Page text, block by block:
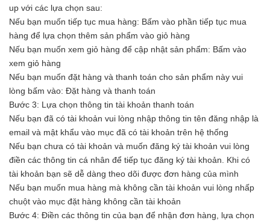
up với các lựa chọn sau:
Nếu bạn muốn tiếp tục mua hàng: Bấm vào phần tiếp tục mua
hàng để lựa chọn thêm sản phẩm vào giỏ hàng
Nếu bạn muốn xem giỏ hàng để cập nhật sản phẩm: Bấm vào
xem giỏ hàng
Nếu bạn muốn đặt hàng và thanh toán cho sản phẩm này vui
lòng bấm vào: Đặt hàng và thanh toán
Bước 3: Lựa chọn thông tin tài khoản thanh toán
Nếu bạn đã có tài khoản vui lòng nhập thông tin tên đăng nhập là
email và mật khẩu vào mục đã có tài khoản trên hệ thống
Nếu bạn chưa có tài khoản và muốn đăng ký tài khoản vui lòng
điền các thông tin cá nhân để tiếp tục đăng ký tài khoản. Khi có
tài khoản bạn sẽ dễ dàng theo dõi được đơn hàng của mình
Nếu bạn muốn mua hàng mà không cần tài khoản vui lòng nhấp
chuột vào mục đặt hàng không cần tài khoản
Bước 4: Điền các thông tin của bạn để nhận đơn hàng, lựa chọn